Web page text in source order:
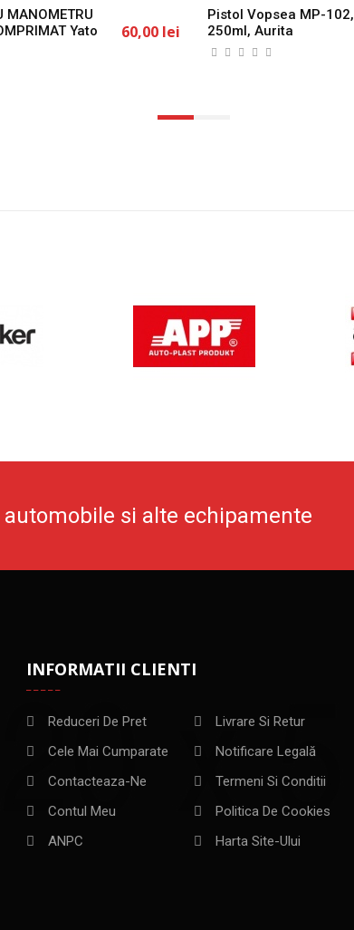
MANOMETRU
Yato
60,00 lei
Pistol Vopsea MP-102,
250ml, Aurita
si alte echipamente
INFORMATII CLIENTI
Reduceri De Pret
Cele Mai Cumparate
Contacteaza-Ne
Contul Meu
ANPC
Livrare Si Retur
Notificare Legală
Termeni Si Conditii
Politica De Cookies
Harta Site-Ului